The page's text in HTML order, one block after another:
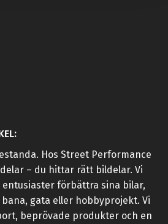
Hos Street Performance
– du hittar rätt bildelar. Vi
förbättra sina bilar,
gata eller hobbyprojekt. Vi
beprövade produkter och en